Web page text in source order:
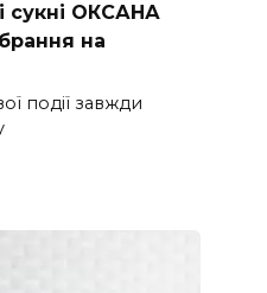
сукні ОКСАНА
на
події завжди